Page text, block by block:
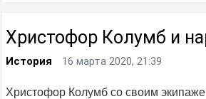
Христофор Колумб и
История 16 марта 2020, 21:39
Христофор Колумб со своим